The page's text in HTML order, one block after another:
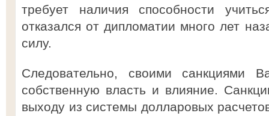
требует наличия способности
отказался от дипломатии много лет
силу.
Следовательно, своими санкциями
собственную власть и влияние.
выходу из системы долларовых